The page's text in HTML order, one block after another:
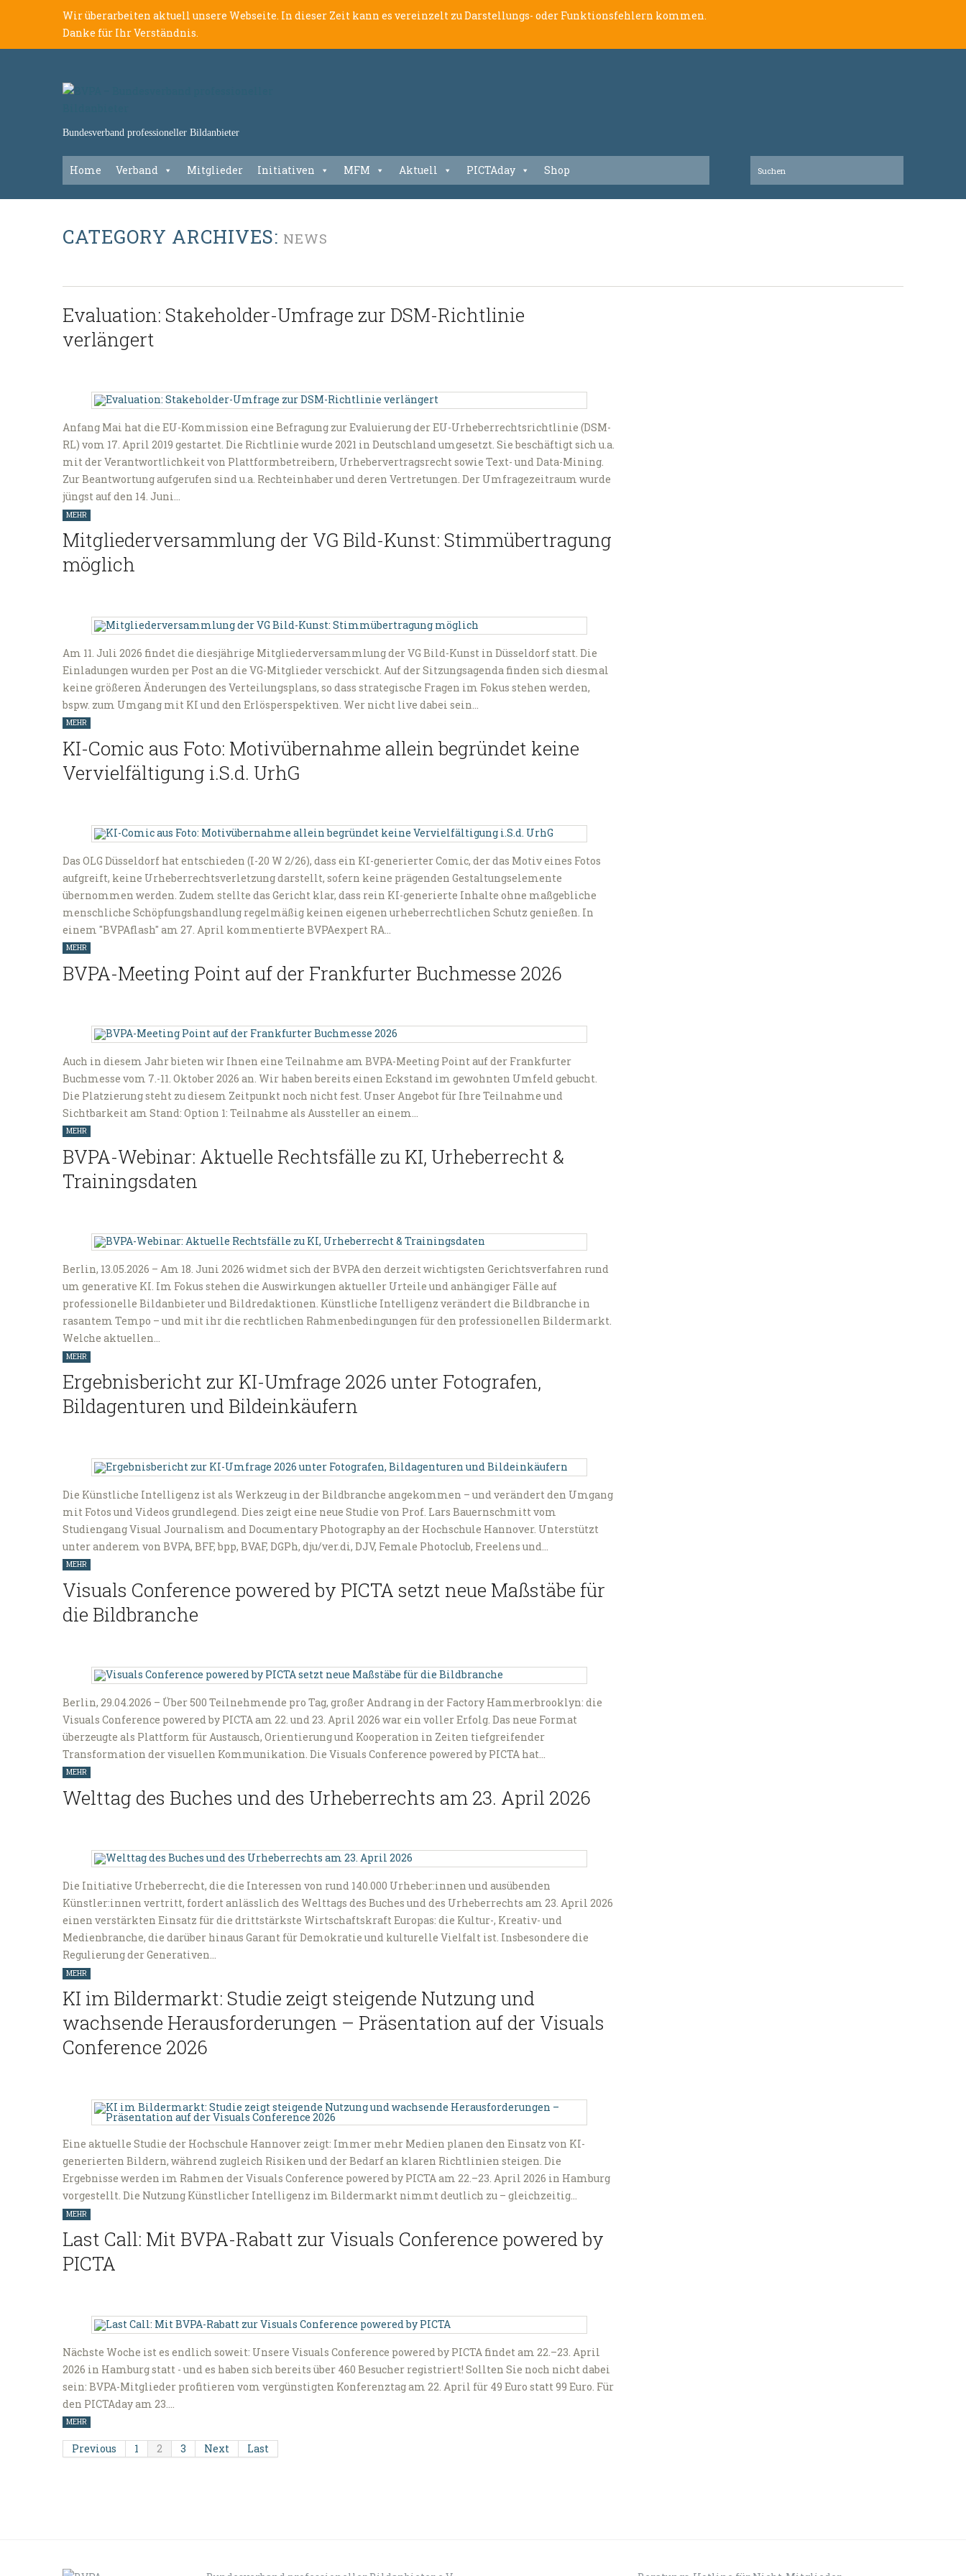
Wir überarbeiten aktuell unsere Webseite. In dieser Zeit kann es vereinzelt zu Darstellungs- oder Funktionsfehlern kommen.
Danke für Ihr Verständnis.
Bundesverband professioneller Bildanbieter
Home Verband Mitglieder Initiativen MFM Aktuell PICTAday Shop
CATEGORY ARCHIVES: NEWS
Evaluation: Stakeholder-Umfrage zur DSM-Richtlinie
verlängert
Anfang Mai hat die EU-Kommission eine Befragung zur Evaluierung der EU-Urheberrechtsrichtlinie (DSM-
RL) vom 17. April 2019 gestartet. Die Richtlinie wurde 2021 in Deutschland umgesetzt. Sie beschäftigt sich u.a.
mit der Verantwortlichkeit von Plattformbetreibern, Urhebervertragsrecht sowie Text- und Data-Mining.
Zur Beantwortung aufgerufen sind u.a. Rechteinhaber und deren Vertretungen. Der Umfragezeitraum wurde
jüngst auf den 14. Juni…
MEHR
Mitgliederversammlung der VG Bild-Kunst: Stimmübertragung
möglich
Am 11. Juli 2026 findet die diesjährige Mitgliederversammlung der VG Bild-Kunst in Düsseldorf statt. Die
Einladungen wurden per Post an die VG-Mitglieder verschickt. Auf der Sitzungsagenda finden sich diesmal
keine größeren Änderungen des Verteilungsplans, so dass strategische Fragen im Fokus stehen werden,
bspw. zum Umgang mit KI und den Erlösperspektiven. Wer nicht live dabei sein…
MEHR
KI-Comic aus Foto: Motivübernahme allein begründet keine
Vervielfältigung i.S.d. UrhG
Das OLG Düsseldorf hat entschieden (I-20 W 2/26), dass ein KI-generierter Comic, der das Motiv eines Fotos
aufgreift, keine Urheberrechtsverletzung darstellt, sofern keine prägenden Gestaltungselemente
übernommen werden. Zudem stellte das Gericht klar, dass rein KI-generierte Inhalte ohne maßgebliche
menschliche Schöpfungshandlung regelmäßig keinen eigenen urheberrechtlichen Schutz genießen. In
einem "BVPAflash" am 27. April kommentierte BVPAexpert RA…
MEHR
BVPA-Meeting Point auf der Frankfurter Buchmesse 2026
Auch in diesem Jahr bieten wir Ihnen eine Teilnahme am BVPA-Meeting Point auf der Frankfurter
Buchmesse vom 7.-11. Oktober 2026 an. Wir haben bereits einen Eckstand im gewohnten Umfeld gebucht.
Die Platzierung steht zu diesem Zeitpunkt noch nicht fest. Unser Angebot für Ihre Teilnahme und
Sichtbarkeit am Stand: Option 1: Teilnahme als Aussteller an einem…
MEHR
BVPA-Webinar: Aktuelle Rechtsfälle zu KI, Urheberrecht &
Trainingsdaten
Berlin, 13.05.2026 – Am 18. Juni 2026 widmet sich der BVPA den derzeit wichtigsten Gerichtsverfahren rund
um generative KI. Im Fokus stehen die Auswirkungen aktueller Urteile und anhängiger Fälle auf
professionelle Bildanbieter und Bildredaktionen. Künstliche Intelligenz verändert die Bildbranche in
rasantem Tempo – und mit ihr die rechtlichen Rahmenbedingungen für den professionellen Bildermarkt.
Welche aktuellen…
MEHR
Ergebnisbericht zur KI-Umfrage 2026 unter Fotografen,
Bildagenturen und Bildeinkäufern
Die Künstliche Intelligenz ist als Werkzeug in der Bildbranche angekommen – und verändert den Umgang
mit Fotos und Videos grundlegend. Dies zeigt eine neue Studie von Prof. Lars Bauernschmitt vom
Studiengang Visual Journalism and Documentary Photography an der Hochschule Hannover. Unterstützt
unter anderem von BVPA, BFF, bpp, BVAF, DGPh, dju/ver.di, DJV, Female Photoclub, Freelens und…
MEHR
Visuals Conference powered by PICTA setzt neue Maßstäbe für
die Bildbranche
Berlin, 29.04.2026 – Über 500 Teilnehmende pro Tag, großer Andrang in der Factory Hammerbrooklyn: die
Visuals Conference powered by PICTA am 22. und 23. April 2026 war ein voller Erfolg. Das neue Format
überzeugte als Plattform für Austausch, Orientierung und Kooperation in Zeiten tiefgreifender
Transformation der visuellen Kommunikation. Die Visuals Conference powered by PICTA hat…
MEHR
Welttag des Buches und des Urheberrechts am 23. April 2026
Die Initiative Urheberrecht, die die Interessen von rund 140.000 Urheber:innen und ausübenden
Künstler:innen vertritt, fordert anlässlich des Welttags des Buches und des Urheberrechts am 23. April 2026
einen verstärkten Einsatz für die drittstärkste Wirtschaftskraft Europas: die Kultur-, Kreativ- und
Medienbranche, die darüber hinaus Garant für Demokratie und kulturelle Vielfalt ist. Insbesondere die
Regulierung der Generativen…
MEHR
KI im Bildermarkt: Studie zeigt steigende Nutzung und
wachsende Herausforderungen – Präsentation auf der Visuals
Conference 2026
Eine aktuelle Studie der Hochschule Hannover zeigt: Immer mehr Medien planen den Einsatz von KI-
generierten Bildern, während zugleich Risiken und der Bedarf an klaren Richtlinien steigen. Die
Ergebnisse werden im Rahmen der Visuals Conference powered by PICTA am 22.–23. April 2026 in Hamburg
vorgestellt. Die Nutzung Künstlicher Intelligenz im Bildermarkt nimmt deutlich zu – gleichzeitig…
MEHR
Last Call: Mit BVPA-Rabatt zur Visuals Conference powered by
PICTA
Nächste Woche ist es endlich soweit: Unsere Visuals Conference powered by PICTA findet am 22.–23. April
2026 in Hamburg statt - und es haben sich bereits über 460 Besucher registriert! Sollten Sie noch nicht dabei
sein: BVPA-Mitglieder profitieren vom vergünstigten Konferenztag am 22. April für 49 Euro statt 99 Euro. Für
den PICTAday am 23.…
MEHR
Previous 1 2 3 Next Last